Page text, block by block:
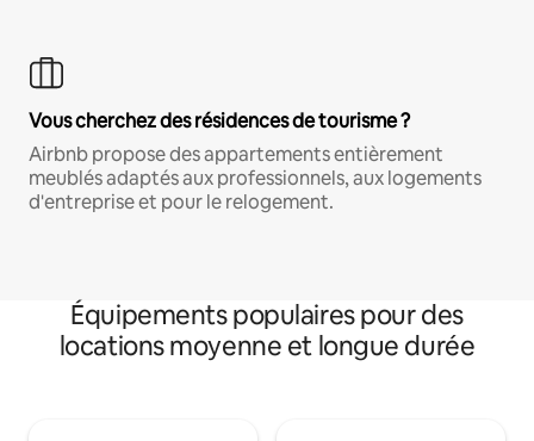
Vous cherchez des résidences de tourisme ?
Airbnb propose des appartements entièrement
meublés adaptés aux professionnels, aux logements
d'entreprise et pour le relogement.
Équipements populaires pour des
locations moyenne et longue durée